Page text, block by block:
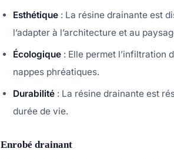
Esthétique : La résine drainante est
l’adapter à l’architecture et au
Écologique : Elle permet l’infiltration
nappes phréatiques.
Durabilité : La résine drainante est
durée de vie.
Enrobé drainant